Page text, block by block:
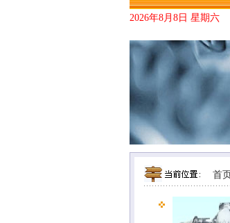
2026年8月8日 星期六
首